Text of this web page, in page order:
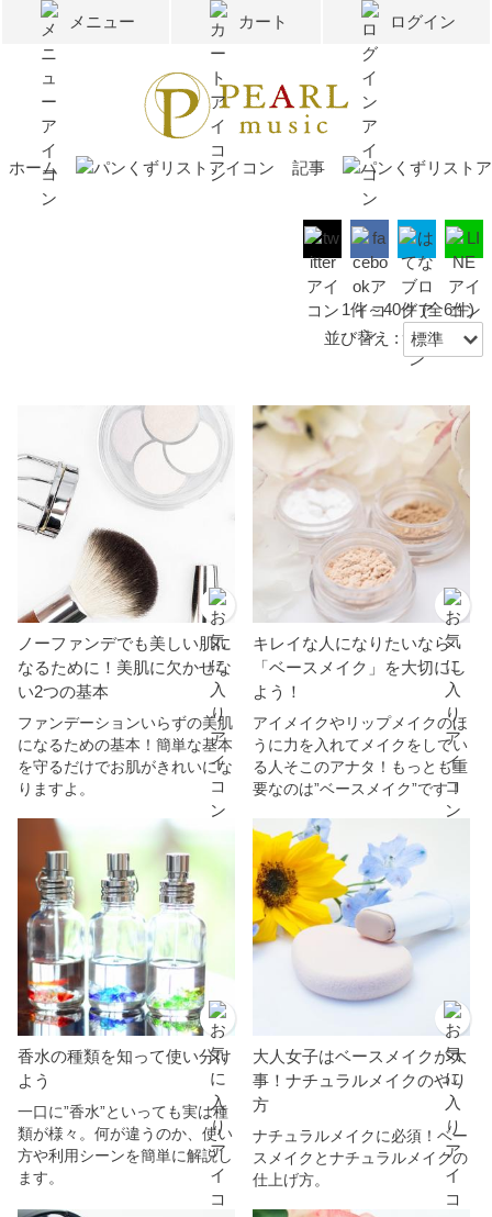
メニュー カート ログイン
ホーム 記事
1件～40件 (全6件)
並び替え :
ノーファンデでも美しい肌に
なるために！美肌に欠かせな
い2つの基本
ファンデーションいらずの美肌
になるための基本！簡単な基本
を守るだけでお肌がきれいにな
りますよ。
キレイな人になりたいなら
「ベースメイク」を大切にし
よう！
アイメイクやリップメイクのほ
うに力を入れてメイクをしてい
る人そこのアナタ！もっとも重
要なのは”ベースメイク”です！
香水の種類を知って使い分け
よう
一口に”香水”といっても実は種
類が様々。何が違うのか、使い
方や利用シーンを簡単に解説し
ます。
大人女子はベースメイクが大
事！ナチュラルメイクのやり
方
ナチュラルメイクに必須！ベー
スメイクとナチュラルメイクの
仕上げ方。